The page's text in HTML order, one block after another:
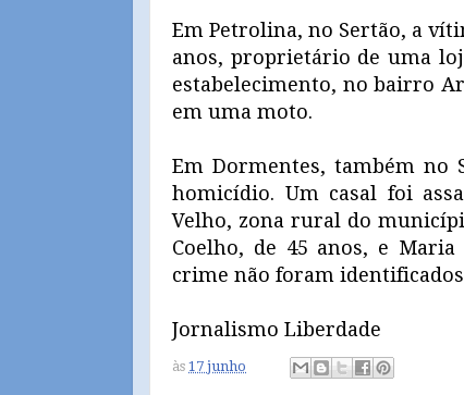
Em Petrolina, no Sertão, a
anos, proprietário de uma
estabelecimento, no bairro
em uma moto.
Em Dormentes, também no
homicídio. Um casal foi
Velho, zona rural do
Coelho, de 45 anos, e
crime não foram
Jornalismo Liberdade
às 17 junho